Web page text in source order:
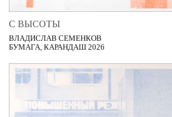
С ВЫСОТЫ
ВЛАДИСЛАВ СЕМЕНКОВ
БУМАГА, КАРАНДАШ 2026